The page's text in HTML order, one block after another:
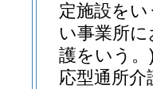
定施設を
い事業所
護をいう。
応型通所介